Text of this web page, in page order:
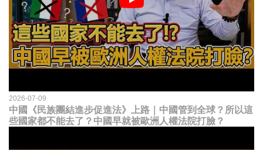
2026-07-09
中國《民族團結進步促進法》上路｜中國管到全球？所以這
些國家都不能去了？中國早就被歐洲人權法院打臉？